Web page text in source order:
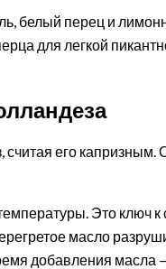
белый перец и
для легкой
считая его
Это ключ к
масло
добавления масла